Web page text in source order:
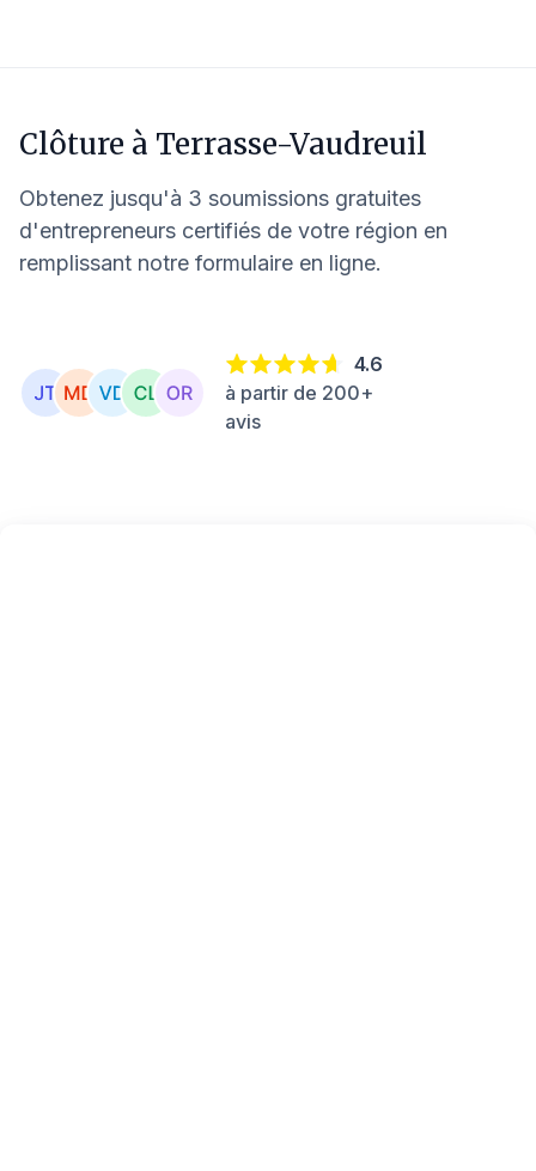
Clôture à Terrasse-Vaudreuil
Obtenez jusqu'à 3 soumissions gratuites
d'entrepreneurs certifiés de votre région en
remplissant notre formulaire en ligne.
4.6
à partir de 200+
avis